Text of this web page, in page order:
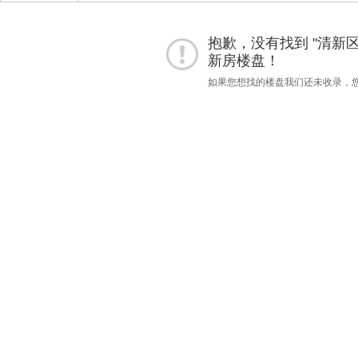
抱歉，没有找到 "清新
新房楼盘！
如果您想找的楼盘我们还未收录，